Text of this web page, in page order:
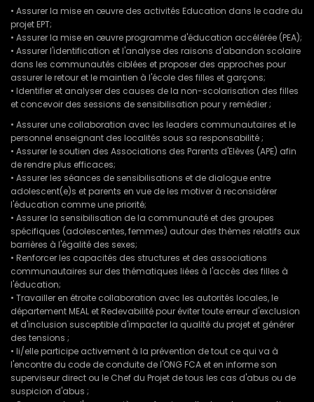
• Assurer la mise en œuvre des activités Education dans le cadre du
projet EPT;
• Assurer la mise en œuvre programme d'éducation accélérée (PEA);
• Assurer l'identification et l'analyse des raisons d'abandon scolaire
dans les communautés ciblées et proposer des approches pour
assurer le retour et le maintien à l'école des filles et garçons;
• Identifier et analyser des causes de la non-scolarisation des filles
et concevoir des sessions de sensibilisation pour y remédier ;
• Assurer une collaboration avec les leaders communautaires et le
personnel enseignant des localités sous sa responsabilité ;
• Assurer le soutien des Associations des Parents d'Elèves (APE) afin
de rendre plus efficaces;
• Assurer les séances de sensibilisations et de dialogue entre
adolescent(e)s et parents en vue de les motiver à reconsidérer
l'éducation comme une priorité;
• Assurer la sensibilisation de la communauté et des groupes
spécifiques (adolescentes, femmes) autour des thèmes relatifs aux
barrières à l'égalité des sexes;
• Renforcer les capacités des structures et des associations
communautaires sur des thématiques liées à l'accès des filles à
l'éducation;
• Travailler en étroite collaboration avec les autorités locales, le
département MEAL et Redevabilité pour éviter toute erreur d'exclusion
et d'inclusion susceptible d'impacter la qualité du projet et générer
des tensions ;
• li/elle participe activement à la prévention de tout ce qui va à
l'encontre du code de conduite de l'ONG FCA et en informe son
superviseur direct ou le Chef du Projet de tous les cas d'abus ou de
suspicion d'abus ;